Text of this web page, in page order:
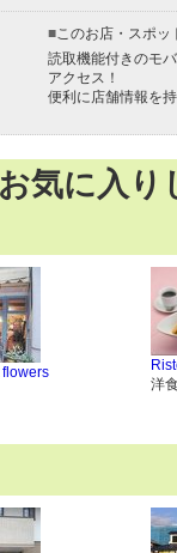
■このお店・スポッ
読取機能付きのモ
アクセス！
便利に店舗情報を
気に入
洋